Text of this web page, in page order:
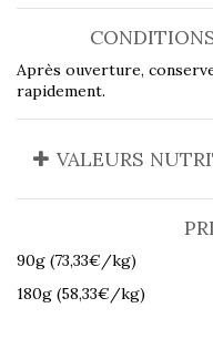
Après ouverture,
rapidement.
VALEURS
90g (73,33€/kg)
180g (58,33€/kg)